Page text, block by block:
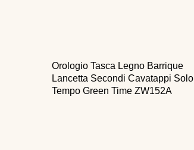
Orologio Tasca Legno Barrique
Lancetta Secondi Cavatappi Solo
Tempo Green Time ZW152A